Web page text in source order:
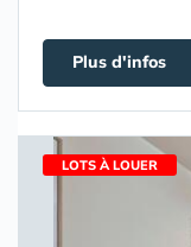
Plus d'infos
LOTS À LOUER